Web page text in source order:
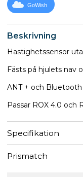
Beskrivning
Hastighetssensor
Fästs på hjulets nav
ANT + och Bluetooth
Passar ROX 4.0 och
Specifikation
Prismatch
GoWish